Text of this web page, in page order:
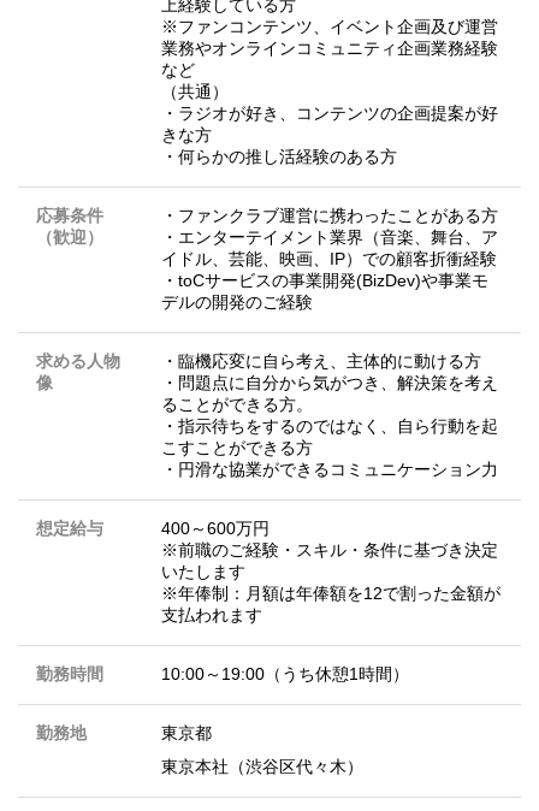
上経験している方
※ファンコンテンツ、イベント企画及び運営
業務やオンラインコミュニティ企画業務経験
など
（共通）
・ラジオが好き、コンテンツの企画提案が好
きな方
・何らかの推し活経験のある方
応募条件
（歓迎）
・ファンクラブ運営に携わったことがある方
・エンターテイメント業界（音楽、舞台、ア
イドル、芸能、映画、IP）での顧客折衝経験
・toCサービスの事業開発(BizDev)や事業モ
デルの開発のご経験
求める人物
像
・臨機応変に自ら考え、主体的に動ける方
・問題点に自分から気がつき、解決策を考え
ることができる方。
・指示待ちをするのではなく、自ら行動を起
こすことができる方
・円滑な協業ができるコミュニケーション力
想定給与
400～600万円
※前職のご経験・スキル・条件に基づき決定
いたします
※年俸制：月額は年俸額を12で割った金額が
支払われます
勤務時間 10:00～19:00（うち休憩1時間）
勤務地
東京都
東京本社（渋谷区代々木）